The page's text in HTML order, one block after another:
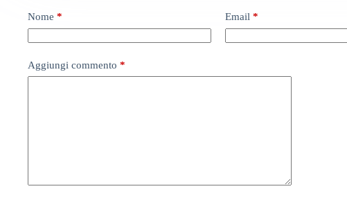
Nome * Email *
Aggiungi commento *